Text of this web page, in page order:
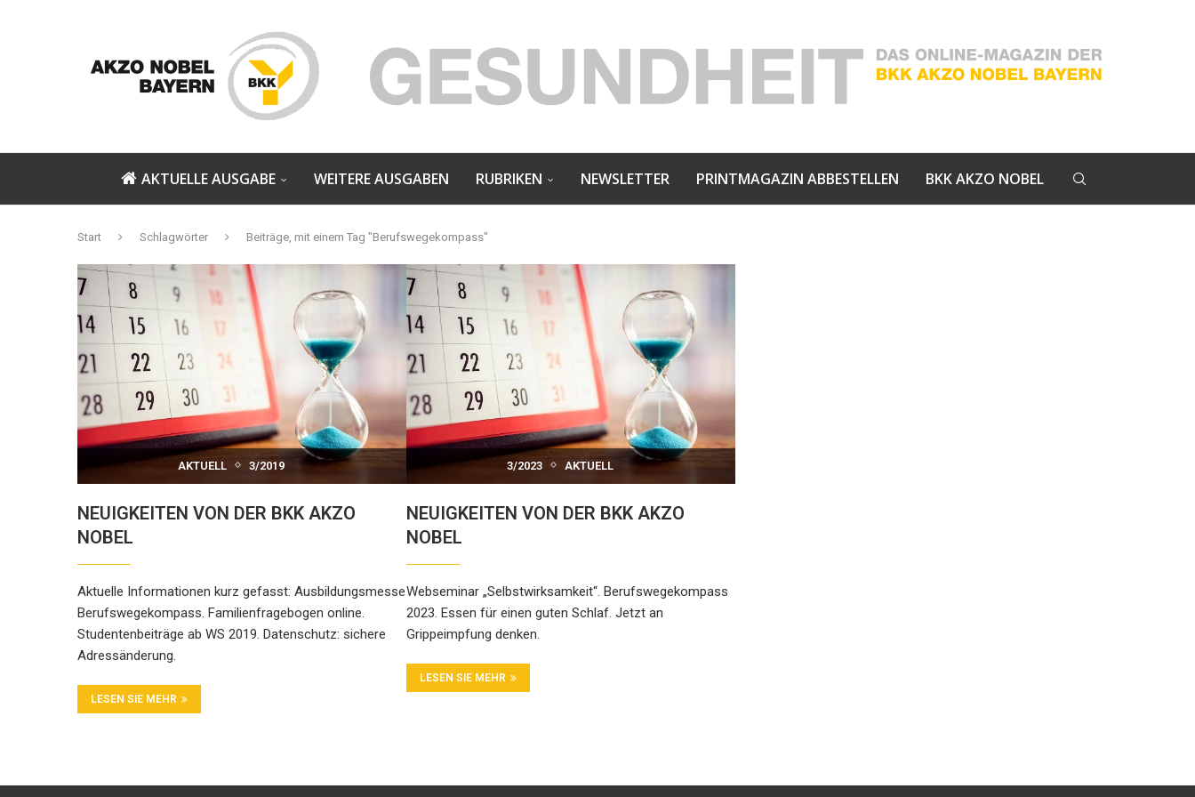
AKTUELLE AUSGABE WEITERE AUSGABEN RUBRIKEN NEWSLETTER PRINTMAGAZIN ABBESTELLEN BKK AKZO NOBEL
Start Schlagwörter Beiträge, mit einem Tag "Berufswegekompass"
AKTUELL 3/2019
NEUIGKEITEN VON DER BKK AKZO
NOBEL
Aktuelle Informationen kurz gefasst: Ausbildungsmesse
Berufswegekompass. Familienfragebogen online.
Studentenbeiträge ab WS 2019. Datenschutz: sichere
Adressänderung.
LESEN SIE MEHR
3/2023 AKTUELL
NEUIGKEITEN VON DER BKK AKZO
NOBEL
Webseminar „Selbstwirksamkeit“. Berufswegekompass
2023. Essen für einen guten Schlaf. Jetzt an
Grippeimpfung denken.
LESEN SIE MEHR